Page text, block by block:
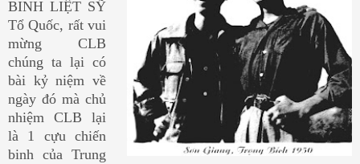
BINH LIỆT SỸ
Tổ Quốc, rất vui
mừng CLB
chúng ta lại có
bài kỷ niệm về
ngày đó mà chủ
nhiệm CLB lại
là 1 cựu chiến
binh của Trung